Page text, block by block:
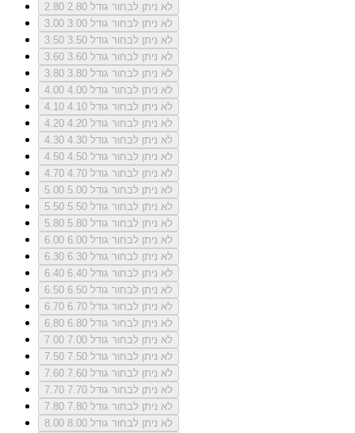
2.80
לא ניתן לבחור גודל 2.80
3.00
לא ניתן לבחור גודל 3.00
3.50
לא ניתן לבחור גודל 3.50
3.60
לא ניתן לבחור גודל 3.60
3.80
לא ניתן לבחור גודל 3.80
4.00
לא ניתן לבחור גודל 4.00
4.10
לא ניתן לבחור גודל 4.10
4.20
לא ניתן לבחור גודל 4.20
4.30
לא ניתן לבחור גודל 4.30
4.50
לא ניתן לבחור גודל 4.50
4.70
לא ניתן לבחור גודל 4.70
5.00
לא ניתן לבחור גודל 5.00
5.50
לא ניתן לבחור גודל 5.50
5.80
לא ניתן לבחור גודל 5.80
6.00
לא ניתן לבחור גודל 6.00
6.30
לא ניתן לבחור גודל 6.30
6.40
לא ניתן לבחור גודל 6.40
6.50
לא ניתן לבחור גודל 6.50
6.70
לא ניתן לבחור גודל 6.70
6.80
לא ניתן לבחור גודל 6.80
7.00
לא ניתן לבחור גודל 7.00
7.50
לא ניתן לבחור גודל 7.50
7.60
לא ניתן לבחור גודל 7.60
7.70
לא ניתן לבחור גודל 7.70
7.80
לא ניתן לבחור גודל 7.80
8.00
לא ניתן לבחור גודל 8.00